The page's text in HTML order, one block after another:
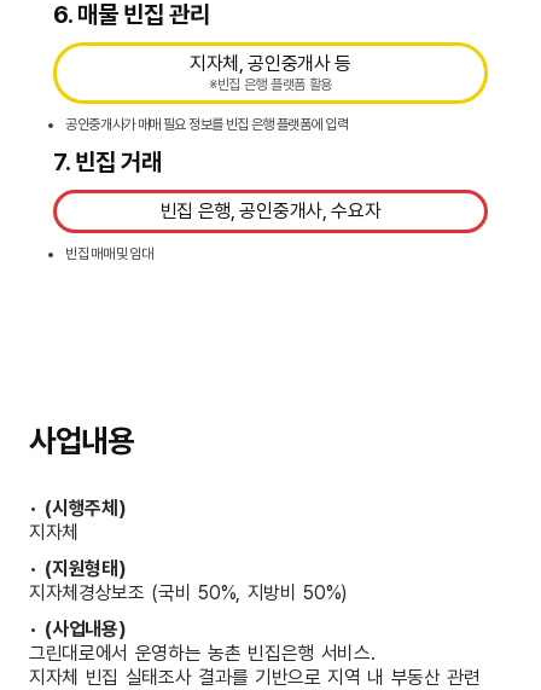
6. 매물 빈집 관리
지자체, 공인중개사 등
※빈집 은행 플랫폼 활용
공인중개사가 매매 필요 정보를 빈집 은행 플랫폼에 입력
7. 빈집 거래
빈집 은행, 공인중개사, 수요자
빈집 매매 및 임대
사업내용
• (시행주체)
지자체
• (지원형태)
지자체경상보조 (국비 50%, 지방비 50%)
• (사업내용)
그린대로에서 운영하는 농촌 빈집은행 서비스.
지자체 빈집 실태조사 결과를 기반으로 지역 내 부동산 관련